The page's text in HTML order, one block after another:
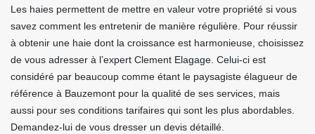
Les haies permettent de mettre en valeur votre propriété si vous
savez comment les entretenir de manière régulière. Pour réussir
à obtenir une haie dont la croissance est harmonieuse, choisissez
de vous adresser à l’expert Clement Elagage. Celui-ci est
considéré par beaucoup comme étant le paysagiste élagueur de
référence à Bauzemont pour la qualité de ses services, mais
aussi pour ses conditions tarifaires qui sont les plus abordables.
Demandez-lui de vous dresser un devis détaillé.